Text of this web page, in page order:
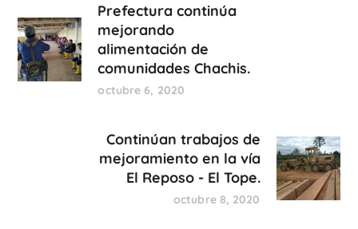
Prefectura continúa
mejorando
alimentación de
comunidades Chachis.
octubre 6, 2020
Continúan trabajos de
mejoramiento en la vía
El Reposo - El Tope.
octubre 8, 2020